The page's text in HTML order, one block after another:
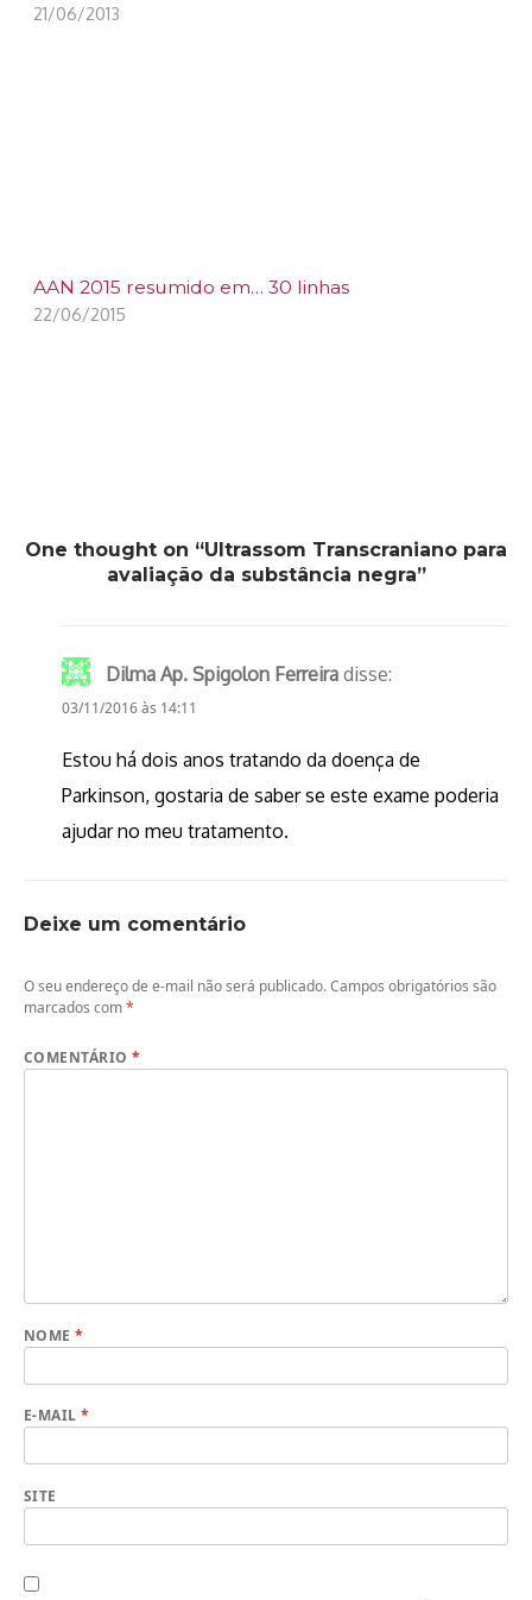
21/06/2013
AAN 2015 resumido em… 30 linhas
22/06/2015
One thought on “Ultrassom Transcraniano para
avaliação da substância negra”
Dilma Ap. Spigolon Ferreira disse:
03/11/2016 às 14:11
Estou há dois anos tratando da doença de
Parkinson, gostaria de saber se este exame poderia
ajudar no meu tratamento.
Deixe um comentário
O seu endereço de e-mail não será publicado.Campos obrigatórios são
marcados com*
COMENTÁRIO*
NOME*
E-MAIL*
SITE